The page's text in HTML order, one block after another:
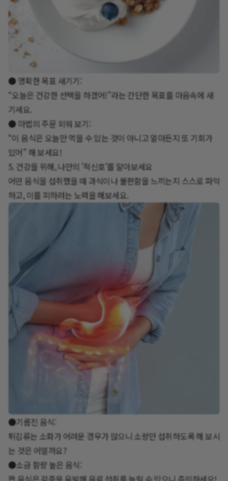
● 명확한 목표 새기기:
“오늘은 건강한 선택을 하겠어!”라는 간단한 목표를 마음속에 새
기세요.
● 마법의 주문 외워 보기:
“이 음식은 오늘만 먹을 수 있는 것이 아니고 얼마든지 또 기회가
있어” 해 보세요!
5. 건강을 위해, 나만의 '적신호'를 알아보세요
어떤 음식을 섭취했을 때 과식이나 불편함을 느끼는지 스스로 파악
하고, 이를 피하려는 노력을 해보세요.
●기름진 음식:
튀김류는 소화가 어려운 경우가 많으니 소량만 섭취하도록 해 보시
는 것은 어떨까요?
●소금 함량 높은 음식: